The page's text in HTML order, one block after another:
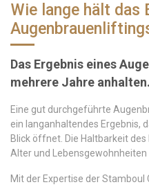
Wie lange hält das
Das Ergebnis eines
mehrere Jahre anhalten.
Eine gut durchgeführte
ein langanhaltendes Ergebnis,
Blick öffnet. Die Haltbarkeit
Alter und Lebensgewohnheiten
Mit der Expertise der Stamboul